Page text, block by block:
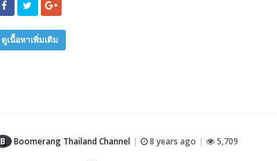
ดูเนื้อหาเพิ่มเติม
B Boomerang Thailand Channel 8 years ago 5,709